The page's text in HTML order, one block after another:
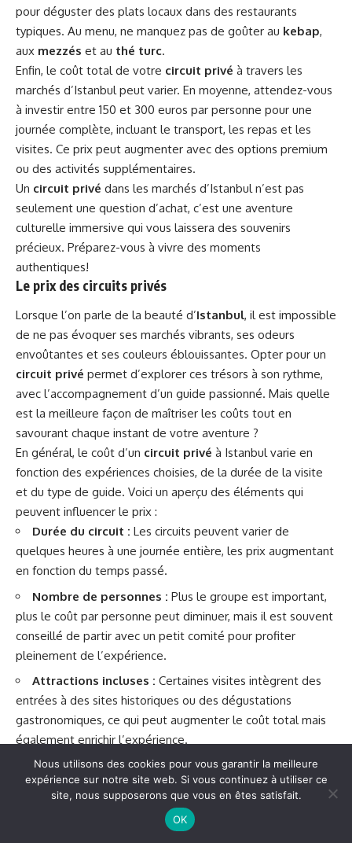
pour déguster des plats locaux dans des restaurants
typiques. Au menu, ne manquez pas de goûter au kebap,
aux mezzés et au thé turc.
Enfin, le coût total de votre circuit privé à travers les
marchés d’Istanbul peut varier. En moyenne, attendez-vous
à investir entre 150 et 300 euros par personne pour une
journée complète, incluant le transport, les repas et les
visites. Ce prix peut augmenter avec des options premium
ou des activités supplémentaires.
Un circuit privé dans les marchés d’Istanbul n’est pas
seulement une question d’achat, c’est une aventure
culturelle immersive qui vous laissera des souvenirs
précieux. Préparez-vous à vivre des moments
authentiques!
Le prix des circuits privés
Lorsque l’on parle de la beauté d’Istanbul, il est impossible
de ne pas évoquer ses marchés vibrants, ses odeurs
envoûtantes et ses couleurs éblouissantes. Opter pour un
circuit privé permet d’explorer ces trésors à son rythme,
avec l’accompagnement d’un guide passionné. Mais quelle
est la meilleure façon de maîtriser les coûts tout en
savourant chaque instant de votre aventure ?
En général, le coût d’un circuit privé à Istanbul varie en
fonction des expériences choisies, de la durée de la visite
et du type de guide. Voici un aperçu des éléments qui
peuvent influencer le prix :
Durée du circuit : Les circuits peuvent varier de
quelques heures à une journée entière, les prix augmentant
en fonction du temps passé.
Nombre de personnes : Plus le groupe est important,
plus le coût par personne peut diminuer, mais il est souvent
conseillé de partir avec un petit comité pour profiter
pleinement de l’expérience.
Attractions incluses : Certaines visites intègrent des
entrées à des sites historiques ou des dégustations
gastronomiques, ce qui peut augmenter le coût total mais
également enrichir l’expérience.
En termes de tarifs, l’estimation pour uncircuit privéà
Istanbul commence généralement autour de150 à 200
pour un groupe de 2 à 4 personnes. Ce prix inclut
souvent un guide expérimenté et des transferts depuis
Nous utilisons des cookies pour vous garantir la meilleure
expérience sur notre site web. Si vous continuez à utiliser ce
site, nous supposerons que vous en êtes satisfait.
OK